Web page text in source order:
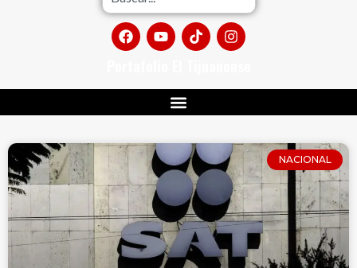
NACIONAL